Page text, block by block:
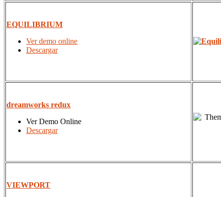
EQUILIBRIUM
Ver demo online
Descargar
dreamworks redux
Ver Demo Online
Descargar
VIEWPORT